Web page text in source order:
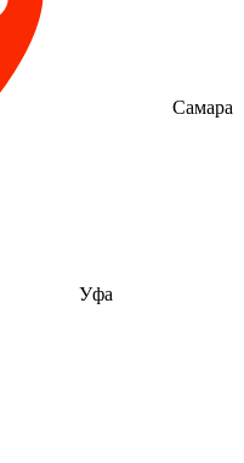
Самара
Уфа